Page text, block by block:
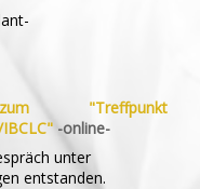
"Treffpunkt
-online-
unter
entstanden.